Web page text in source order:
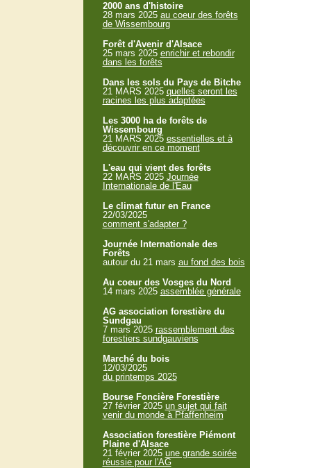
2000 ans d'histoire
28 mars 2025 au coeur des forêts
de Wissembourg
Forêt d'Avenir d'Alsace
25 mars 2025 enrichir et rebondir
dans les forêts
Dans les sols du Pays de Bitche
21 MARS 2025 quelles seront les
racines les plus adaptées
Les 3000 ha de forêts de
Wissembourg
21 MARS 2025 essentielles et à
découvrir en ce moment
L'eau qui vient des forêts
22 MARS 2025 Journée
Internationale de l'Eau
Le climat futur en France
22/03/2025
comment s'adapter ?
Journée Internationale des
Forêts
autour du 21 mars au fond des bois
Au coeur des Vosges du Nord
14 mars 2025 assemblée générale
AG association forestière du
Sundgau
7 mars 2025 rassemblement des
forestiers sundgauviens
Marché du bois
12/03/2025
du printemps 2025
Bourse Foncière Forestière
27 février 2025 un sujet qui fait
venir du monde à Pfaffenheim
Association forestière Piémont
Plaine d'Alsace
21 février 2025 une grande soirée
réussie pour l'AG